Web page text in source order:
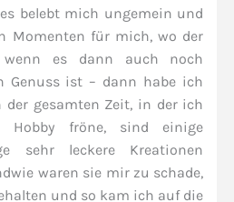
belebt mich ungemein und
Momenten für mich, wo der
es dann auch noch
Genuss ist – dann habe ich
der gesamten Zeit, in der ich
Hobby fröne, sind einige
sehr leckere Kreationen
waren sie mir zu schade,
und so kam ich auf die